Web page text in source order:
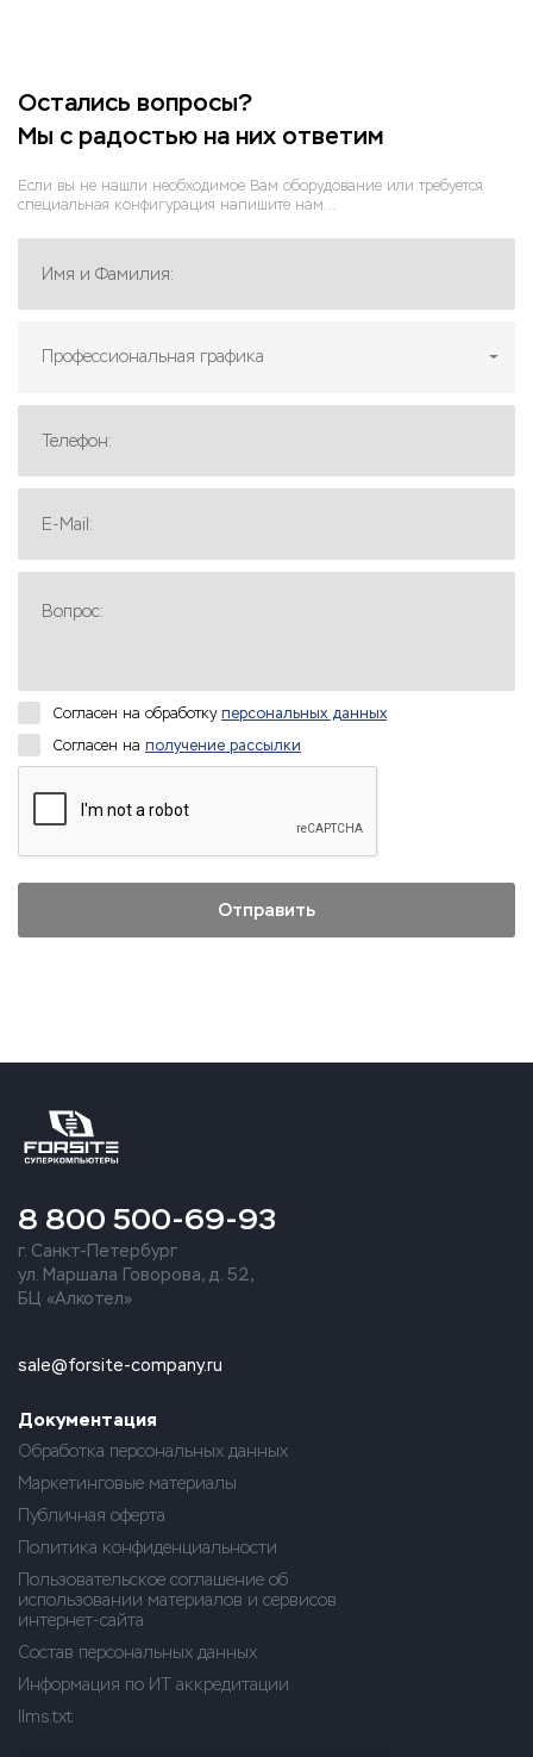
Остались вопросы?
Мы с радостью на них ответим
Если вы не нашли необходимое Вам оборудование или требуется
специальная конфигурация напишите нам...
Имя и Фамилия:
Профессиональная графика
Телефон:
E-Mail:
Вопрос:
Согласен на обработкуперсональных данных
Согласен на получение рассылки
8 800 500-69-93
г. Санкт-Петербург
ул. Маршала Говорова, д. 52,
БЦ «Алкотел»
sale@forsite-company.ru
Документация
Обработка персональных данных
Маркетинговые материалы
Публичная оферта
Политика конфиденциальности
Пользовательское соглашение об
использовании материалов и сервисов
интернет-сайта
Состав персональных данных
Информация по ИТ аккредитации
llms.txt